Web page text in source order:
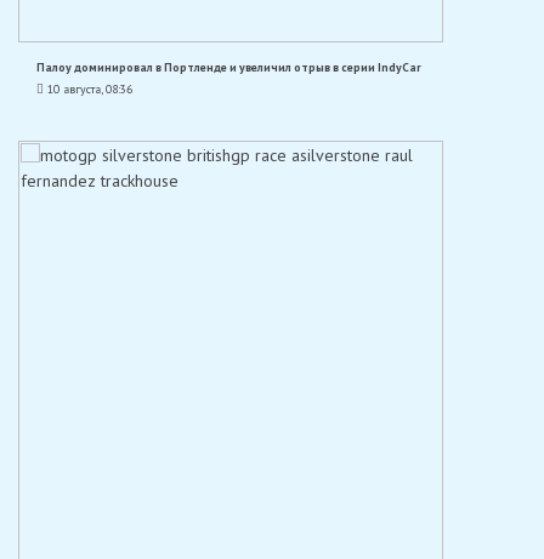
Палоу доминировал в Портленде и увеличил отрыв в серии IndyCar
10 августа, 08:36